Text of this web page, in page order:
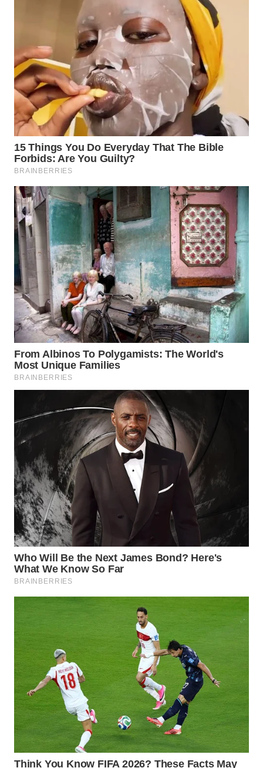
WN
INDRAMAYU
WN
KUNINGAN
WN
MAJALENGKA
SUBANG
WN
SUKABUMI
WN
PURWAKARTA
WN
PRIANGAN
TIMUR
WN
SEMARANG
SOLO
WN
BOROBUDUR
WN
MADURA
WN
SURABAYA
WN
NATUNA
BINTAN
WN
MANDALIKA
WN
LIKUPANG
WN